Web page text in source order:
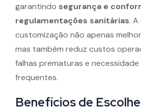
garantindo segurança e
regulamentações sanitárias.
customização não apenas
mas também reduz custos
falhas prematuras e
frequentes.
Benefícios de